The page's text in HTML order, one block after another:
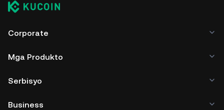
Corporate
Mga Produkto
Serbisyo
Business